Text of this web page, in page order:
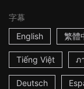
字幕
English
繁體
Tiếng Việt ภ
Deutsch